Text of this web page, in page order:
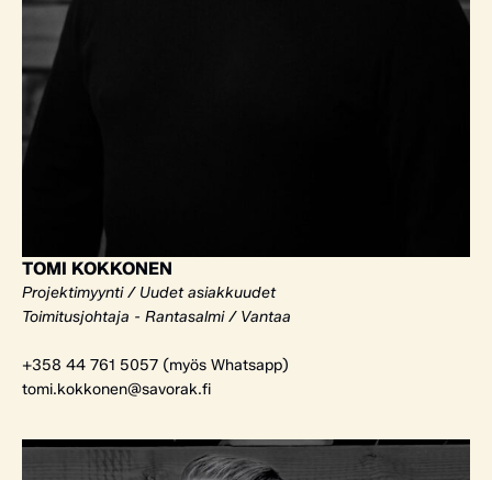
TOMI KOKKONEN
Projektimyynti / Uudet asiakkuudet
Toimitusjohtaja - Rantasalmi / Vantaa
+358 44 761 5057 (myös Whatsapp)
tomi.kokkonen@savorak.fi